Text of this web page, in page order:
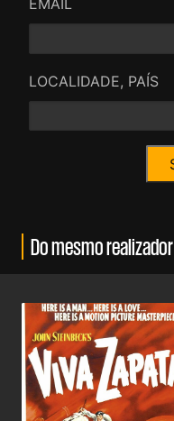
LOCALIDADE, PAÍS
Do mesmo realizador